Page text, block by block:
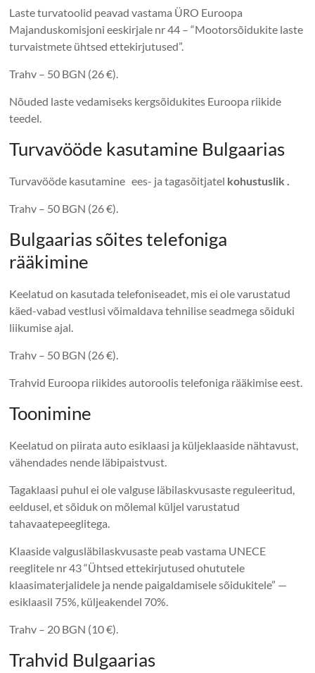
Laste turvatoolid peavad vastama ÜRO Euroopa
Majanduskomisjoni eeskirjale nr 44 – “Mootorsõidukite laste
turvaistmete ühtsed ettekirjutused”.
Trahv – 50 BGN (26 €).
Nõuded laste vedamiseks kergsõidukites Euroopa riikide
teedel.
Turvavööde kasutamine Bulgaarias
Turvavööde kasutamine ees- ja tagasõitjatel kohustuslik .
Trahv – 50 BGN (26 €).
Bulgaarias sõites telefoniga
rääkimine
Keelatud on kasutada telefoniseadet, mis ei ole varustatud
käed-vabad vestlusi võimaldava tehnilise seadmega sõiduki
liikumise ajal.
Trahv – 50 BGN (26 €).
Trahvid Euroopa riikides autoroolis telefoniga rääkimise eest.
Toonimine
Keelatud on piirata auto esiklaasi ja küljeklaaside nähtavust,
vähendades nende läbipaistvust.
Tagaklaasi puhul ei ole valguse läbilaskvusaste reguleeritud,
eeldusel, et sõiduk on mõlemal küljel varustatud
tahavaatepeeglitega.
Klaaside valgusläbilaskvusaste peab vastama UNECE
reeglitele nr 43 “Ühtsed ettekirjutused ohututele
klaasimaterjalidele ja nende paigaldamisele sõidukitele” —
esiklaasil 75%, küljeakendel 70%.
Trahv – 20 BGN (10 €).
Trahvid Bulgaarias